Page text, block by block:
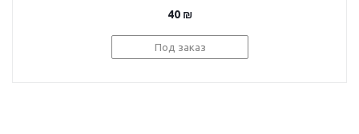
Том 9
40 ₪
Под заказ